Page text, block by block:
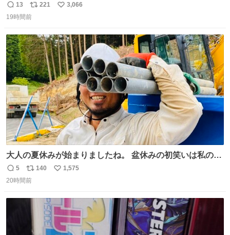
返
信
13
リ
ポ
ト
数
221
い
数
3,066
19時間前
大人の夏休みが始まりましたね。 盆休みの初笑いは私の現
場コスプレ マスターイーでお願いします！！
返
信
5
リ
ポ
数
140
い
数
1,575
20時間前